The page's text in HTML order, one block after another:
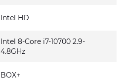
Intel HD
Intel 8-Core i7-10700 2.9-
4.8GHz
BOX+